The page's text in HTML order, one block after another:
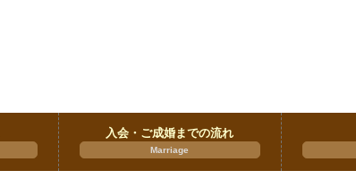
入会・ご成婚までの流れ
Marriage